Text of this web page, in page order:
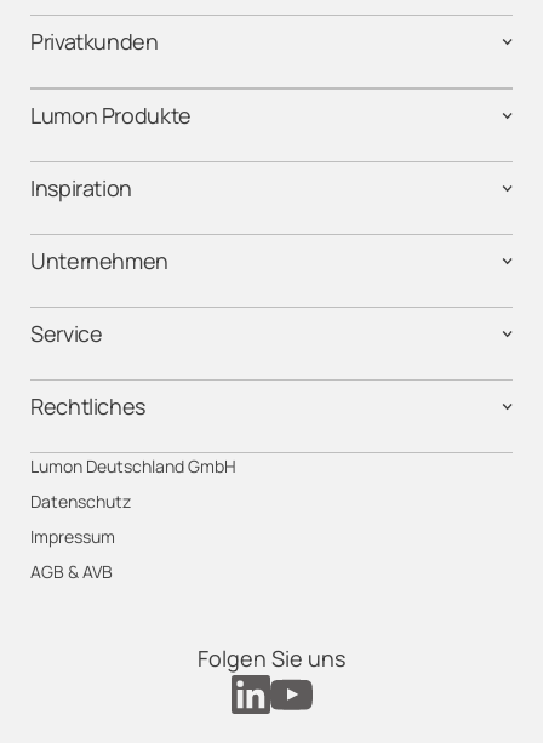
Privatkunden
Lumon Produkte
Inspiration
Unternehmen
Service
Rechtliches
Lumon Deutschland GmbH
Datenschutz
Impressum
AGB & AVB
Folgen Sie uns